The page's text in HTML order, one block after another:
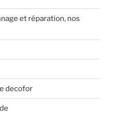
et réparation, nos
decofor